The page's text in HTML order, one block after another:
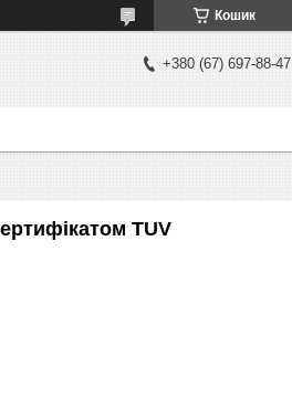
Кошик
+380 (67) 697-88-47
TUV